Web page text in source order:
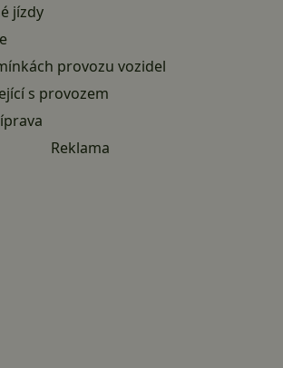
jízdy
provozu vozidel
s provozem
Reklama